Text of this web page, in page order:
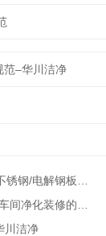
范–华川洁净
板/玻镁板的参数对比
区别有哪些–华川洁净
川洁净